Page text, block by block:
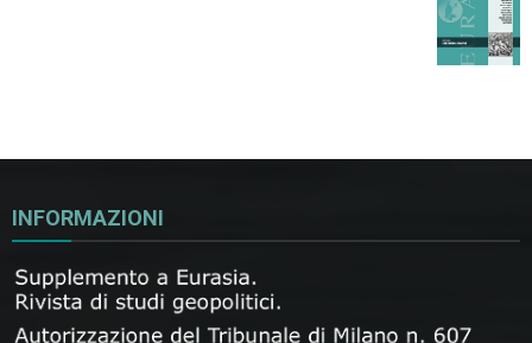
INFORMAZIONI